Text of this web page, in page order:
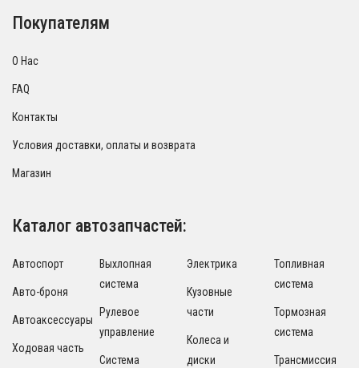
Покупателям
О Нас
FAQ
Контакты
Условия доставки, оплаты и возврата
Магазин
Каталог автозапчастей:
Автоспорт
Авто-броня
Автоаксессуары
Ходовая часть
Выхлопная
система
Рулевое
управление
Система
Электрика
Кузовные
части
Колеса и
диски
Топливная
система
Тормозная
система
Трансмиссия